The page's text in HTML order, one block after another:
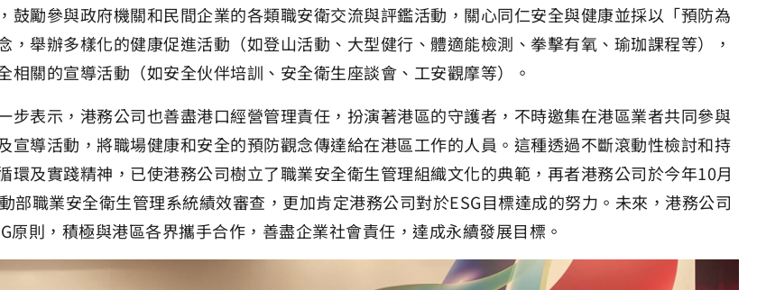
鼓勵參與政府機關和民間企業的各類職安衛交流與評鑑活動，關心同仁安全與健康並採以「預防為
，舉辦多樣化的健康促進活動（如登山活動、大型健行、體適能檢測、拳擊有氧、瑜珈課程等），
相關的宣導活動（如安全伙伴培訓、安全衛生座談會、工安觀摩等）。
步表示，港務公司也善盡港口經營管理責任，扮演著港區的守護者，不時邀集在港區業者共同參與
宣導活動，將職場健康和安全的預防觀念傳達給在港區工作的人員。這種透過不斷滾動性檢討和持
環及實踐精神，已使港務公司樹立了職業安全衛生管理組織文化的典範，再者港務公司於今年10月
部職業安全衛生管理系統績效審查，更加肯定港務公司對於ESG目標達成的努力。未來，港務公司
原則，積極與港區各界攜手合作，善盡企業社會責任，達成永續發展目標。